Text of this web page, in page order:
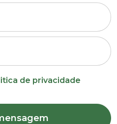
de privacidade